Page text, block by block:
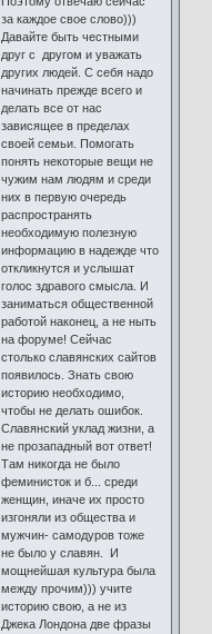
за каждое свое слово)))
Давайте быть честными
друг с другом и уважать
других людей. С себя надо
начинать прежде всего и
делать все от нас
зависящее в пределах
своей семьи. Помогать
понять некоторые вещи не
чужим нам людям и среди
них в первую очередь
распространять
необходимую полезную
информацию в надежде что
откликнутся и услышат
голос здравого смысла. И
заниматься общественной
работой наконец, а не ныть
на форуме! Сейчас
столько славянских сайтов
появилось. Знать свою
историю необходимо,
чтобы не делать ошибок.
Славянский уклад жизни, а
не прозападный вот ответ!
Там никогда не было
феминисток и б... среди
женщин, иначе их просто
изгоняли из общества и
мужчин- самодуров тоже
не было у славян. И
мощнейшая культура была
между прочим))) учите
историю свою, а не из
Джека Лондона две фразы